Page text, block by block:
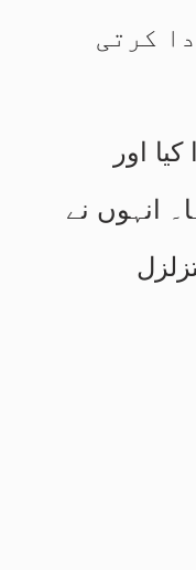
کرتی
اور
انہوں نے